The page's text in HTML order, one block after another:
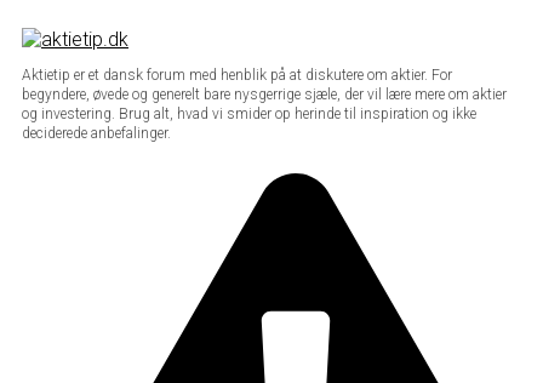
Aktietip er et dansk forum med henblik på at diskutere om aktier. For
begyndere, øvede og generelt bare nysgerrige sjæle, der vil lære mere om aktier
og investering. Brug alt, hvad vi smider op herinde til inspiration og ikke
deciderede anbefalinger.